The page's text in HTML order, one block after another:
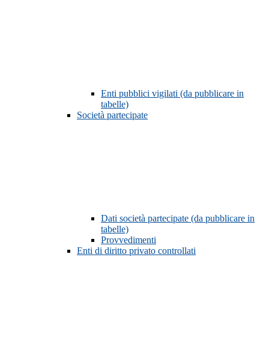
Enti pubblici vigilati (da pubblicare in
tabelle)
Società partecipate
Dati società partecipate (da pubblicare in
tabelle)
Provvedimenti
Enti di diritto privato controllati